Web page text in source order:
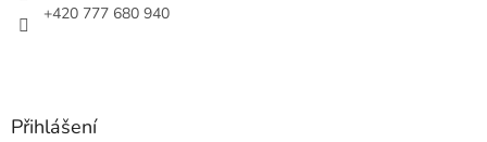
+420 777 680 940
Přihlášení